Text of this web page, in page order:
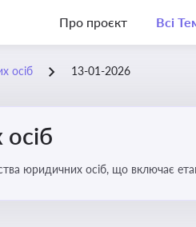
Про проєкт Всі
осіб 13-01-2026
юридичних осіб, що включає